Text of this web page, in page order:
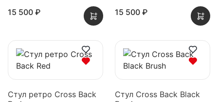
15 500 ₽ 15 500 ₽
Стул ретро Cross Back
Стул Cross Back Black